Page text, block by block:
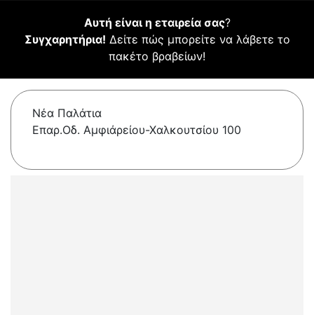
Αυτή είναι η εταιρεία σας?
Συγχαρητήρια! Δείτε πώς μπορείτε να λάβετε το
πακέτο βραβείων!
Νέα Παλάτια
Επαρ.Οδ. Αμφιάρείου-Χαλκουτσίου 100